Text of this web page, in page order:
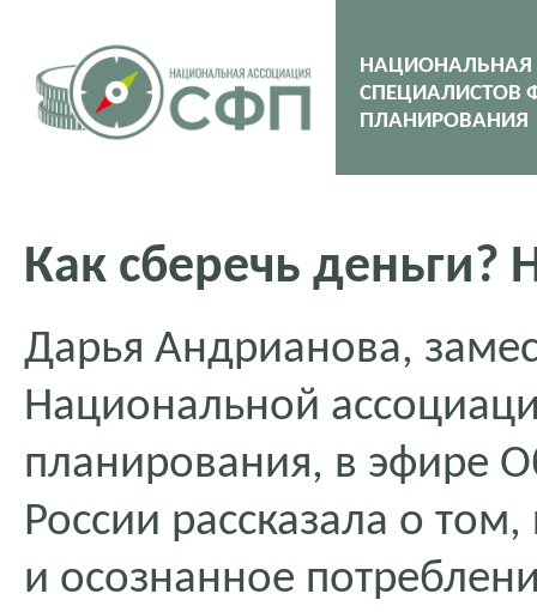
НАЦИОНАЛЬНАЯ
СПЕЦИАЛИСТОВ
ПЛАНИРОВАНИЯ
Как сберечь
Дарья Андрианова,
Национальной
планирования, в эфире
России рассказала о
и осознанное